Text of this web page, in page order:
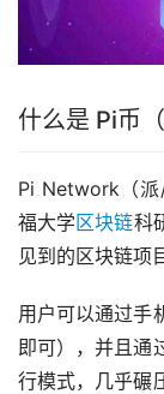
什么是 Pi币
Pi Network（
福大学区块链科
见到的区块链项
用户可以通过手
即可），并且通
行模式，几乎碾